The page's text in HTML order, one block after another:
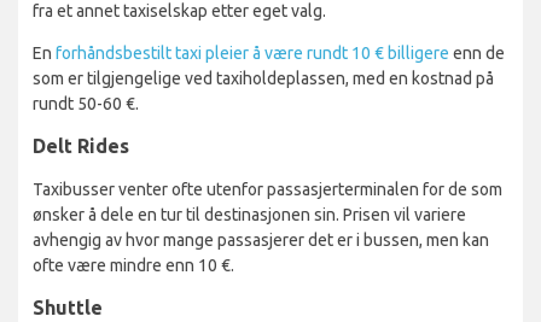
fra et annet taxiselskap etter eget valg.
En forhåndsbestilt taxi pleier å være rundt 10 € billigere enn de
som er tilgjengelige ved taxiholdeplassen, med en kostnad på
rundt 50-60 €.
Delt Rides
Taxibusser venter ofte utenfor passasjerterminalen for de som
ønsker å dele en tur til destinasjonen sin. Prisen vil variere
avhengig av hvor mange passasjerer det er i bussen, men kan
ofte være mindre enn 10 €.
Shuttle